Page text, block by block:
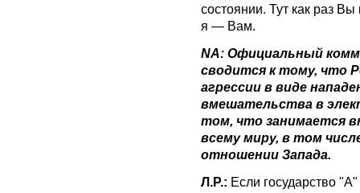
состоянии. Тут как раз
я — Вам.
NA: Официальный
сводится к тому, что
агрессии в виде
вмешательства в
том, что занимается
всему миру, в том
отношении Запада.
Л.Р.: Если государство